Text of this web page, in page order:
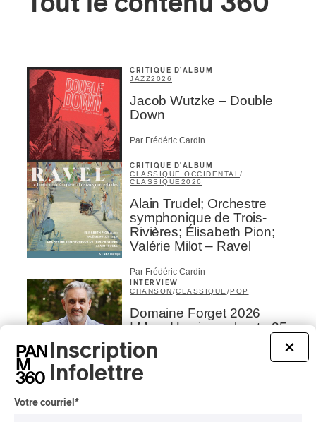
CRITIQUE D'ALBUM
JAZZ2026
Jacob Wutzke – Double
Down
Par Frédéric Cardin
CRITIQUE D'ALBUM
CLASSIQUE OCCIDENTAL /
CLASSIQUE 2026
Alain Trudel; Orchestre
symphonique de Trois-
Rivières; Élisabeth Pion;
Valérie Milot – Ravel
Par Frédéric Cardin
INTERVIEW
CHANSON /CLASSIQUE/POP
Domaine Forget 2026
| Marc Hervieux chante 35
ans de carrière
Par Alexandre Villemaire
INTERVIEW
×
Inscription
Infolettre
Votre courriel *